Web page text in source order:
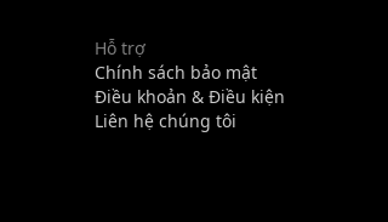
Hỗ trợ
Chính sách bảo mật
Điều khoản & Điều kiện
Liên hệ chúng tôi